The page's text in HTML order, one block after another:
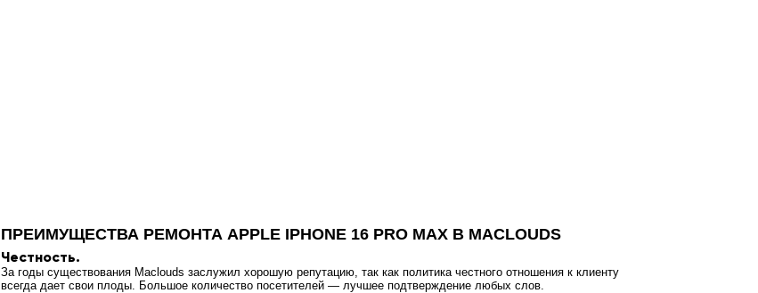
ПРЕИМУЩЕСТВА РЕМОНТА APPLE IPHONE 16 PRO MAX В MACLOUDS
Честность.
За годы существования Maclouds заслужил хорошую репутацию, так как политика честного отношения к клиенту
всегда дает свои плоды. Большое количество посетителей — лучшее подтверждение любых слов.